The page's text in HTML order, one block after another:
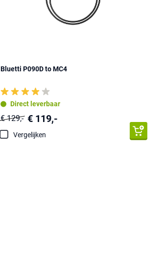
Bluetti P090D to MC4
Direct leverbaar
€ 129,- € 119,-
Vergelijken